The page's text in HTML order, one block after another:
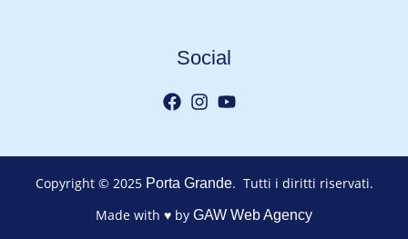
Social
Copyright © 2025 Porta Grande. Tutti i diritti riservati.
Made with ♥ by GAW Web Agency